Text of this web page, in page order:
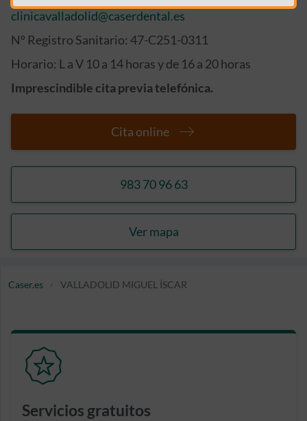
clinicavalladolid@caserdental.es
Nº Registro Sanitario: 47-C251-0311
Horario: L a V 10 a 14 horas y de 16 a 20 horas
Imprescindible cita previa telefónica.
Cita online
983 70 96 63
Ver mapa
Caser.es VALLADOLID MIGUEL ÍSCAR
Servicios gratuitos